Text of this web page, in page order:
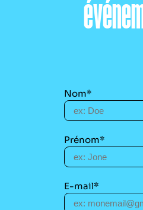
Nom*
Prénom*
E-mail*